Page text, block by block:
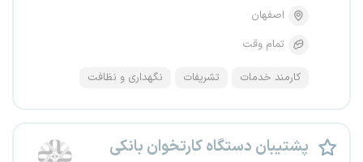
اصفهان
تمام وقت
کارمند خدمات تشریفات نگهداری و نظافت
پشتیبان دستگاه کارتخوان بانکی